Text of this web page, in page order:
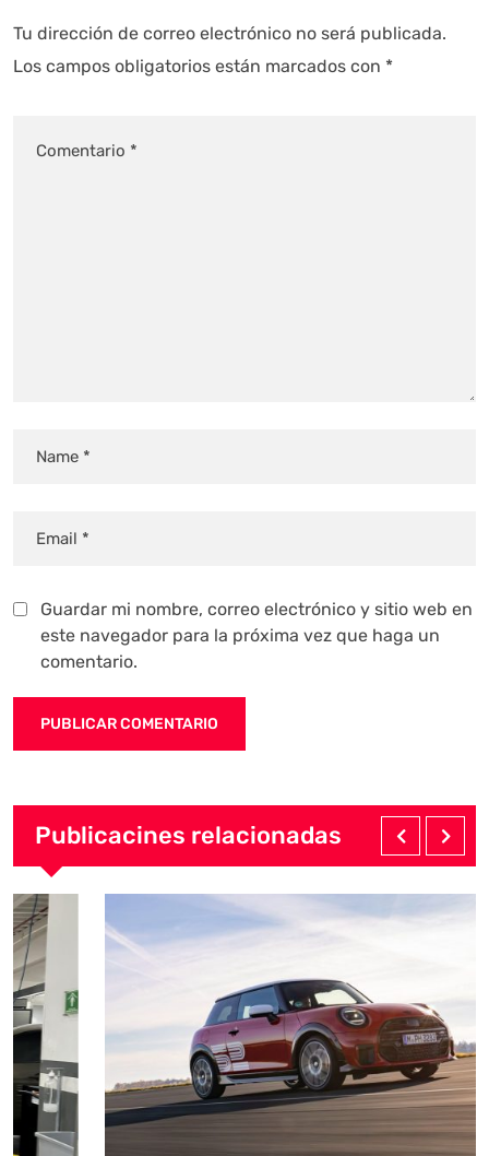
Tu dirección de correo electrónico no será publicada.
Los campos obligatorios están marcados con *
Guardar mi nombre, correo electrónico y sitio web en
este navegador para la próxima vez que haga un
comentario.
Publicacines relacionadas